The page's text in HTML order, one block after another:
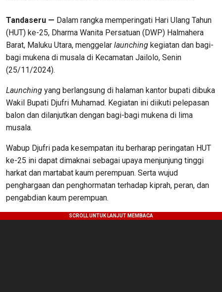
Tandaseru — Dalam rangka memperingati Hari Ulang Tahun
(HUT) ke-25, Dharma Wanita Persatuan (DWP) Halmahera
Barat, Maluku Utara, menggelar launching kegiatan dan bagi-
bagi mukena di musala di Kecamatan Jailolo, Senin
(25/11/2024).
Launching yang berlangsung di halaman kantor bupati dibuka
Wakil Bupati Djufri Muhamad. Kegiatan ini diikuti pelepasan
balon dan dilanjutkan dengan bagi-bagi mukena di lima
musala.
Wabup Djufri pada kesempatan itu berharap peringatan HUT
ke-25 ini dapat dimaknai sebagai upaya menjunjung tinggi
harkat dan martabat kaum perempuan. Serta wujud
penghargaan dan penghormatan terhadap kiprah, peran, dan
pengabdian kaum perempuan.